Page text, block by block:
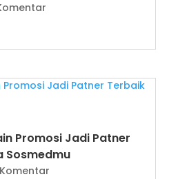
Promosi Jadi Patner
Sosmedmu